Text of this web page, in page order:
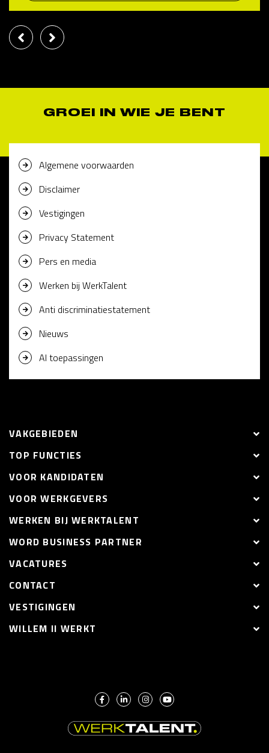
GROEI IN WIE JE BENT
Algemene voorwaarden
Disclaimer
Vestigingen
Privacy Statement
Pers en media
Werken bij WerkTalent
Anti discriminatiestatement
Nieuws
AI toepassingen
VAKGEBIEDEN
TOP FUNCTIES
VOOR KANDIDATEN
VOOR WERKGEVERS
WERKEN BIJ WERKTALENT
WORD BUSINESS PARTNER
VACATURES
CONTACT
VESTIGINGEN
WILLEM II WERKT